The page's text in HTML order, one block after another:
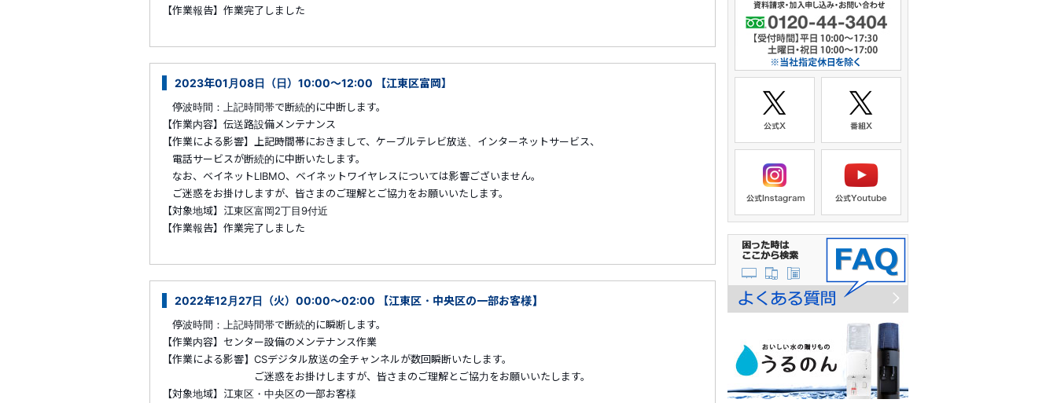
【作業報告】作業完了しました
2023年01月08日（日）10:00～12:00 【江東区富岡】
停波時間：上記時間帯で断続的に中断します。
【作業内容】伝送路設備メンテナンス
【作業による影響】上記時間帯におきまして、ケーブルテレビ放送、インターネットサービス、
電話サービスが断続的に中断いたします。
なお、ベイネットLIBMO、ベイネットワイヤレスについては影響ございません。
ご迷惑をお掛けしますが、皆さまのご理解とご協力をお願いいたします。
【対象地域】江東区富岡2丁目9付近
【作業報告】作業完了しました
2022年12月27日（火）00:00～02:00 【江東区・中央区の一部お客様】
停波時間：上記時間帯で断続的に瞬断します。
【作業内容】センター設備のメンテナンス作業
【作業による影響】CSデジタル放送の全チャンネルが数回瞬断いたします。
ご迷惑をお掛けしますが、皆さまのご理解とご協力をお願いいたします。
【対象地域】江東区・中央区の一部お客様